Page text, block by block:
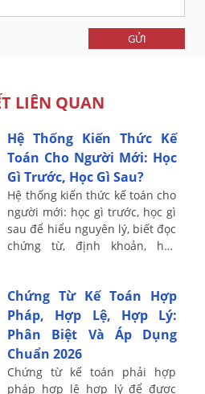
GỬI
LIÊN QUAN
Hệ Thống Kiến Thức Kế
Toán Cho Người Mới: Học
Gì Trước, Học Gì Sau?
Hệ thống kiến thức kế toán cho
người mới: học gì trước, học gì
sau để hiểu nguyên lý, biết đọc
chứng từ, định khoản, học
Chứng Từ Kế Toán Hợp
Pháp, Hợp Lệ, Hợp Lý:
Phân Biệt Và Áp Dụng
Chuẩn 2026
Chứng từ kế toán phải hợp
pháp hợp lệ hợp lý để được